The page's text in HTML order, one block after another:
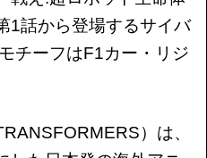
1話から登場するサイバ
チーフはF1カー・リジ
）は、